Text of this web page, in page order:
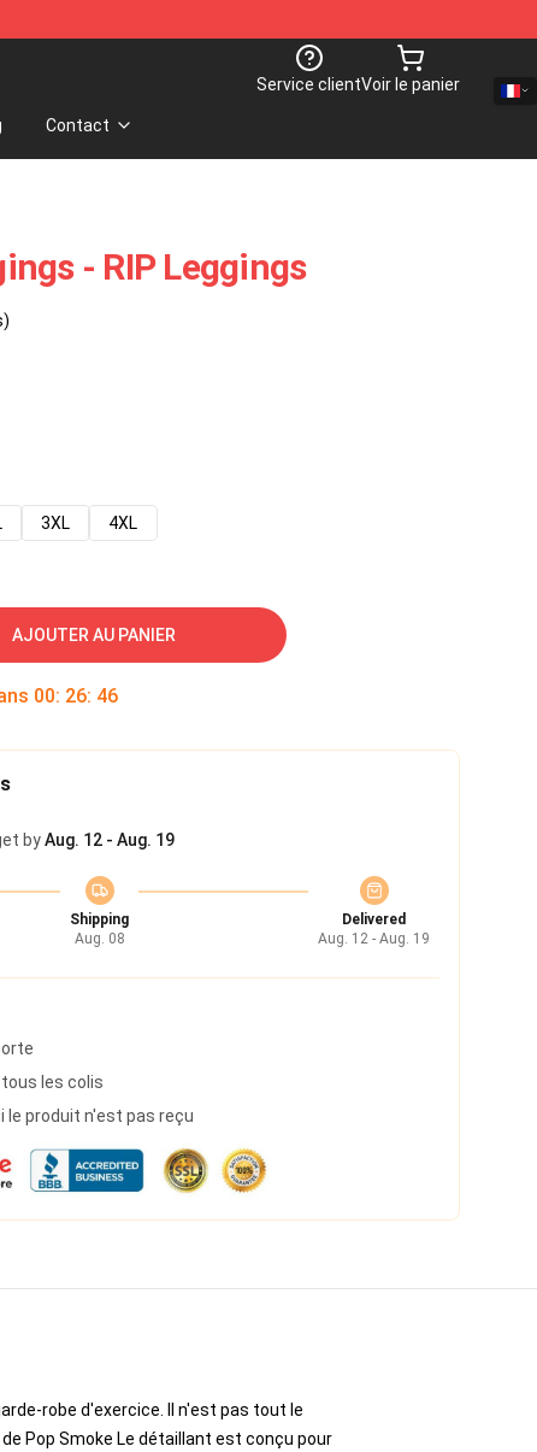
Service clientVoir le panier
Contact
- RIP Leggings
3XL 4XL
AJOUTER AU PANIER
00: 26: 45
byAug. 12 - Aug. 19
Shipping
Aug. 08
Delivered
Aug. 12 - Aug. 19
les colis
produit n'est pas reçu
robe d'exercice. Il n'est pas tout le
Pop Smoke Le détaillant est conçu pour